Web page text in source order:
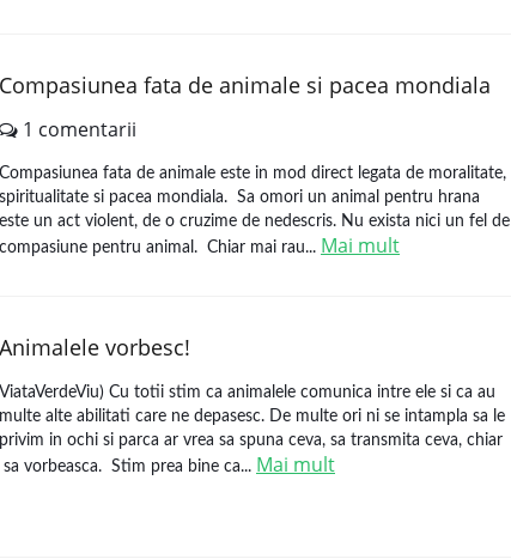
Compasiunea fata de animale si pacea mondiala
1 comentarii
Compasiunea fata de animale este in mod direct legata de moralitate,
spiritualitate si pacea mondiala. Sa omori un animal pentru hrana
este un act violent, de o cruzime de nedescris. Nu exista nici un fel de
compasiune pentru animal. Chiar mai rau... Mai mult
Animalele vorbesc!
ViataVerdeViu) Cu totii stim ca animalele comunica intre ele si ca au
multe alte abilitati care ne depasesc. De multe ori ni se intampla sa le
privim in ochi si parca ar vrea sa spuna ceva, sa transmita ceva, chiar
sa vorbeasca. Stim prea bine ca... Mai mult